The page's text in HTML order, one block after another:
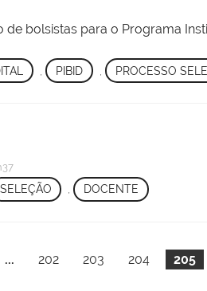
bolsistas para o Programa
PIBID PROCESSO
SELEÇÃO , DOCENTE
... 202 203 204 205